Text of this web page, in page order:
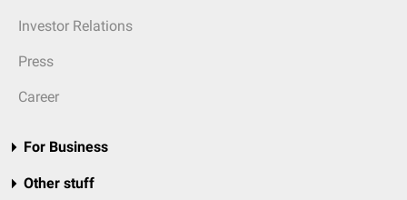
Investor Relations
Press
Career
For Business
Other stuff